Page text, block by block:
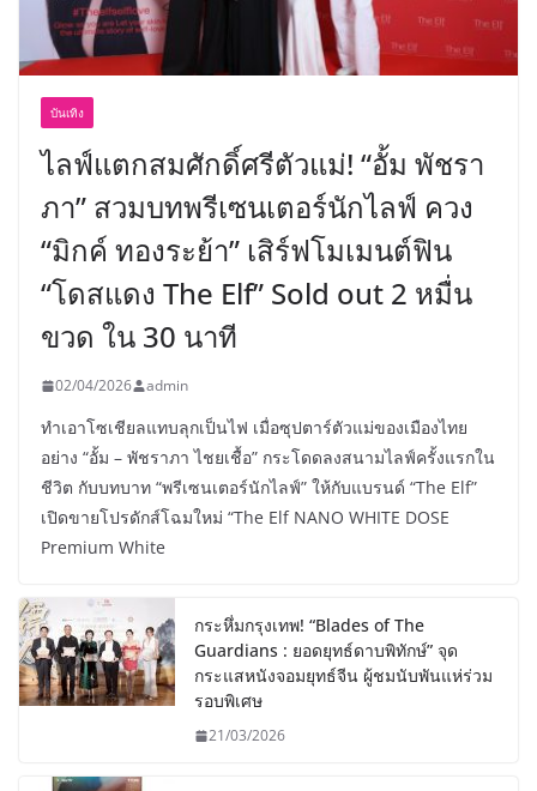
บันเทิง
ไลฟ์แตกสมศักดิ์ศรีตัวแม่! “อั้ม พัชรา
ภา” สวมบทพรีเซนเตอร์นักไลฟ์ ควง
“มิกค์ ทองระย้า” เสิร์ฟโมเมนต์ฟิน
“โดสแดง The Elf” Sold out 2 หมื่น
ขวด ใน 30 นาที
02/04/2026 admin
ทำเอาโซเชียลแทบลุกเป็นไฟ เมื่อซุปตาร์ตัวแม่ของเมืองไทย
อย่าง “อั้ม – พัชราภา ไชยเชื้อ” กระโดดลงสนามไลฟ์ครั้งแรกใน
ชีวิต กับบทบาท “พรีเซนเตอร์นักไลฟ์” ให้กับแบรนด์ “The Elf”
เปิดขายโปรดักส์โฉมใหม่ “The Elf NANO WHITE DOSE
Premium White
กระหึ่มกรุงเทพ! “Blades of The
Guardians : ยอดยุทธ์ดาบพิทักษ์” จุด
กระแสหนังจอมยุทธ์จีน ผู้ชมนับพันแห่ร่วม
รอบพิเศษ
21/03/2026